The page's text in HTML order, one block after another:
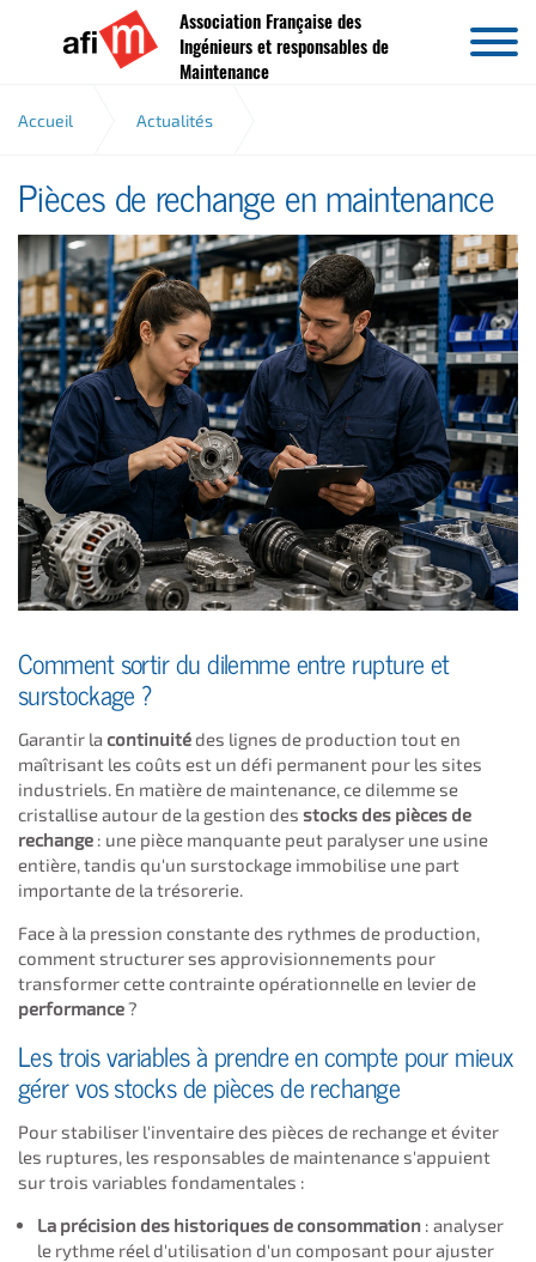
Aller au contenu
Association Française des
Ingénieurs et responsables de
Maintenance
Accueil Actualités
Pièces de rechange en maintenance
Pièces de rechange en maintenance
Comment sortir du dilemme entre rupture et
surstockage ?
Garantir la continuitédes lignes de production tout en
maîtrisant les coûts est un défi permanent pour les sites
industriels. En matière de maintenance, ce dilemme se
cristallise autour de la gestion des stocks des pièces de
rechange : une pièce manquante peut paralyser une usine
entière, tandis qu'un surstockage immobilise une part
importante de la trésorerie.
Face à la pression constante des rythmes de production,
comment structurer ses approvisionnements pour
transformer cette contrainte opérationnelle en levier de
performance?
Les trois variables à prendre en compte pour mieux
gérer vos stocks de pièces de rechange
Pour stabiliser l'inventaire des pièces de rechange et éviter
les ruptures, les responsables de maintenance s'appuient
sur trois variables fondamentales :
La précision des historiques de consommation : analyser
le rythme réel d'utilisation d'un composant pour ajuster